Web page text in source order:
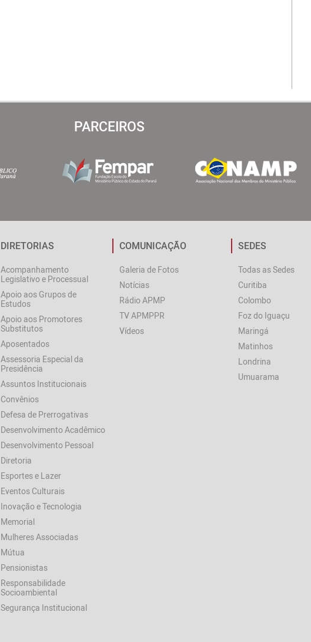
PARCEIROS
DIRETORIAS
Acompanhamento
Legislativo e Processual
Apoio aos Grupos de
Estudos
Apoio aos Promotores
Substitutos
Aposentados
Assessoria Especial da
Presidência
Assuntos Institucionais
Convênios
Defesa de Prerrogativas
Desenvolvimento Acadêmico
Desenvolvimento Pessoal
Diretoria
Esportes e Lazer
Eventos Culturais
Inovação e Tecnologia
Memorial
Mulheres Associadas
Mútua
Pensionistas
Responsabilidade
Socioambiental
Segurança Institucional
COMUNICAÇÃO
Galeria de Fotos
Notícias
Rádio APMP
TV APMPPR
Vídeos
SEDES
Todas as Sedes
Curitiba
Colombo
Foz do Iguaçu
Maringá
Matinhos
Londrina
Umuarama